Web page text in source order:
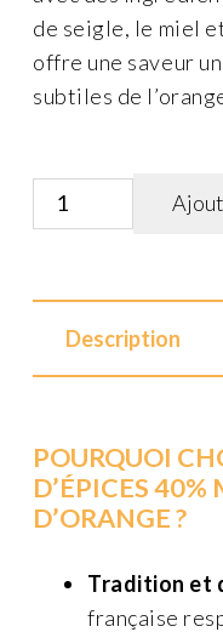
de seigle, le miel
offre une saveur
subtiles de
quantité
de
d'épices
40%
d'orange
Description
POURQUOI
D’ÉPICES 40%
D’ORANGE ?
Tradition et
française